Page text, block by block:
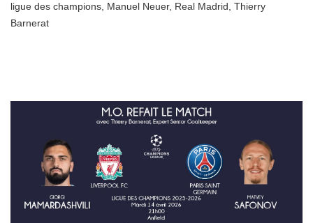
ligue des champions Manuel Neuer, Real Madrid Thierry
Barnerat